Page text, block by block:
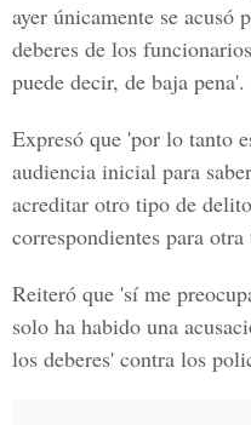
ayer únicamente se
deberes de los
puede decir, de baja pena'.
Expresó que 'por lo tanto
audiencia inicial para
acreditar otro tipo de
correspondientes para
Reiteró que 'sí me
solo ha habido una
los deberes' contra los